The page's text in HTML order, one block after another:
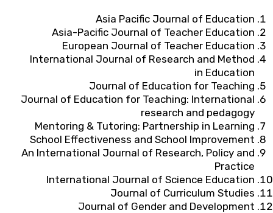
Asia Pacific Journal of Education
Asia-Pacific Journal of Teacher Education
European Journal of Teacher Education
International Journal of Research and Method
in Education
Journal of Education for Teaching
Journal of Education for Teaching: International
research and pedagogy
Mentoring & Tutoring: Partnership in Learning
School Effectiveness and School Improvement
An International Journal of Research, Policy and
Practice
International Journal of Science Education
Journal of Curriculum Studies
Journal of Gender and Development